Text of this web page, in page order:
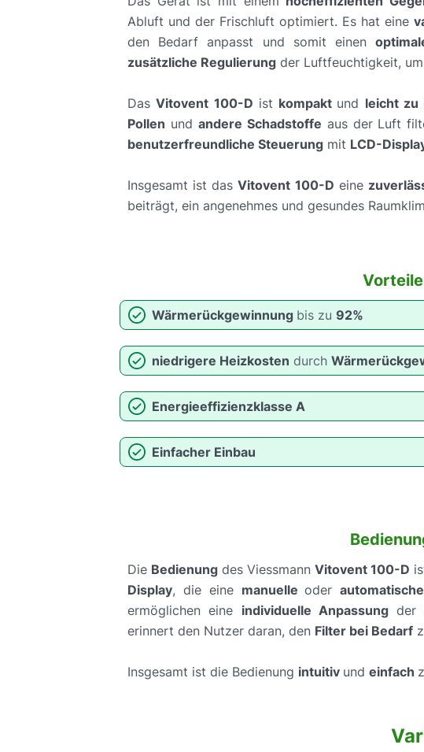
Abluft und der Frischluft optimiert. Es hat eine
den Bedarf anpasst und somit einen
zusätzliche Regulierung der Luftfeuchtigkeit,
DasVitovent 100-D ist kompakt und leicht zu
Pollen und andere Schadstoffe aus der Luft
benutzerfreundliche Steuerung mit LCD-
Insgesamt ist dasVitovent 100-D eine
beiträgt, ein angenehmes und gesundes
Vorteile
Wärmerückgewinnung bis zu 92%
niedrigere Heizkosten durch
Energieeffizienzklasse A
Einfacher Einbau
Die Bedienung des Viessmann Vitovent 100-D
Display, die eine manuelleoder
ermöglichen eine individuelle Anpassung der
erinnert den Nutzer daran, den Filter bei Bedarf
Insgesamt ist die Bedienung intuitiv und einfach